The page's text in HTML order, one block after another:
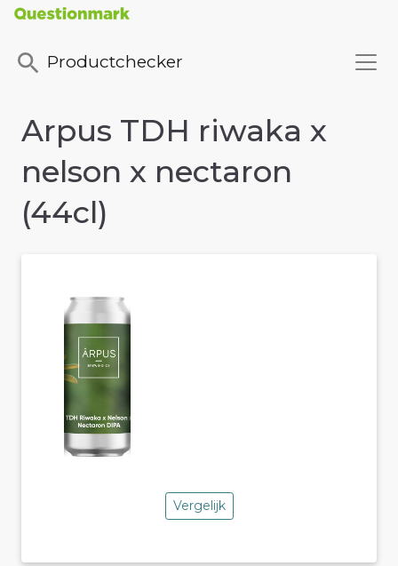
Productchecker
Arpus TDH riwaka x
nelson x nectaron
(44cl)
Vergelijk